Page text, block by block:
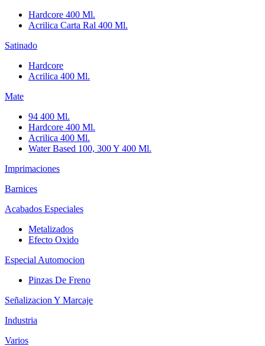
Hardcore 400 Ml.
Acrilica Carta Ral 400 Ml.
Satinado
Hardcore
Acrilica 400 Ml.
Mate
94 400 Ml.
Hardcore 400 Ml.
Acrilica 400 Ml.
Water Based 100, 300 Y 400 Ml.
Imprimaciones
Barnices
Acabados Especiales
Metalizados
Efecto Oxido
Especial Automocion
Pinzas De Freno
Señalizacion Y Marcaje
Industria
Varios